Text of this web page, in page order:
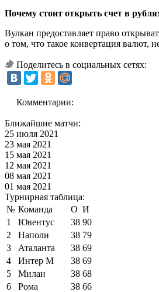
Почему стоит открыть счет в
Вулкан предоставляет право
о том, что такое конвертация валют,
Поделитесь в социальных сетях:
Комментарии:
Ближайшие матчи:
25 июля 2021
23 мая 2021
15 мая 2021
12 мая 2021
08 мая 2021
01 мая 2021
Турнирная таблица:
№ Команда О И
1
Ювентус 38 90
2
Наполи 38 79
3
Аталанта 38 69
4
Интер М 38 69
5
Милан 38 68
6
Рома 38 66